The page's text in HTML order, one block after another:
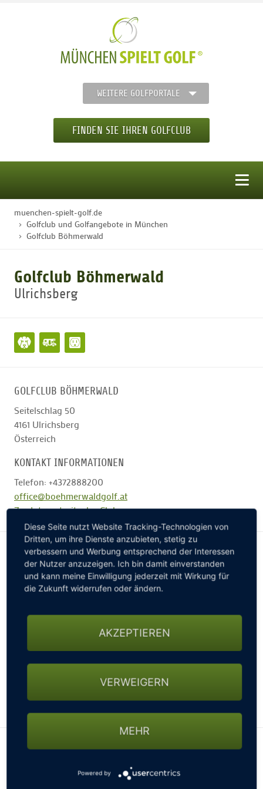
WEITERE GOLFPORTALE
FINDEN SIE IHREN GOLFCLUB
STARTSEITE
GOLFTURNIERE
GOLF NEWS
GOLFHOTELS
muenchen-spielt-golf.de
Golfclub und Golfangebote in München
Golfclub Böhmerwald
Golfclub Böhmerwald
Ulrichsberg
GOLFCLUB BÖHMERWALD
Seitelschlag 50
4161 Ulrichsberg
Österreich
KONTAKT INFORMATIONEN
Telefon: +4372888200
office@boehmerwaldgolf.at
Zur Internetseite des Clubs
INFORMATIONEN FÜR WOHNMOBILE
Wohnmobile sind auf unserem Platz gern gesehen.Bitte
vor Anreise anmelden!
Stellplätze vorhanden
Keine Stellplätze bis 11m
Kein Wasseranschluss
Stromanschluss
Hunde sind erlaubt
Anzahl Stellplätze: 5
Preis pro Tag: 2,00 EUR
Zudem gerne der Verweis auf unsere Camping-Unterseite
https://boehmerwaldgolf.at/camping-am-golfplatz,13502
WEITERLESEN
Lage des Clubs
Diese Seite nutzt Website Tracking-Technologien von
Dritten, um ihre Dienste anzubieten, stetig zu
verbessern und Werbung entsprechend der Interessen
der Nutzer anzuzeigen. Ich bin damit einverstanden
und kann meine Einwilligung jederzeit mit Wirkung für
die Zukunft widerrufen oder ändern.
AKZEPTIEREN
VERWEIGERN
MEHR
Powered by